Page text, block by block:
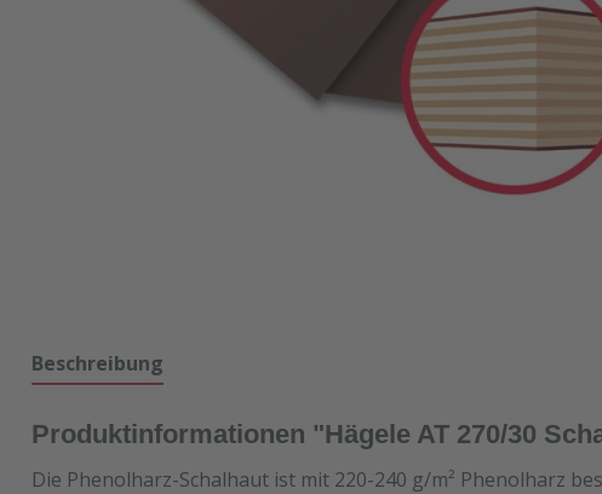
Beschreibung
Produktinformationen "Hägele AT 270/30
Die Phenolharz-Schalhaut ist mit 220-240 g/m² Phenolharz